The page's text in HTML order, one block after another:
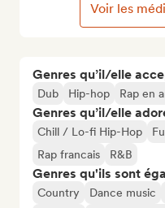
Genres qu’il/elle
Dub Hip-hop Rap en
Genres qu’il/elle
Chill / Lo-fi Hip-Hop
Rap francais
R&B
Genres qu'ils sont
Country Dance music
Voir les